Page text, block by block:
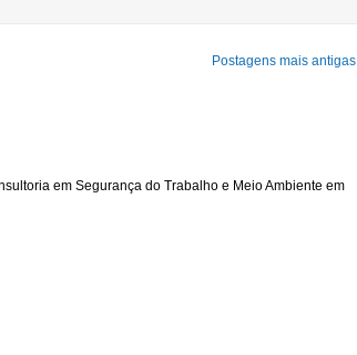
Postagens mais antigas
em Segurança do Trabalho e Meio Ambiente em